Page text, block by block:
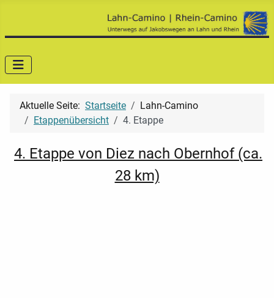
Aktuelle Seite: Startseite
Lahn-Camino
Etappenübersicht
4. Etappe
4. Etappe von Diez nach Obernhof (ca.
28 km)